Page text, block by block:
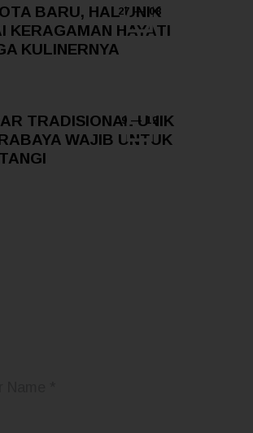
27 — 08
BARU, HAL UNIK
KERAGAMAN HAYATI
KULINERNYA
9 — 12
TRADISIONAL UNIK
WAJIB UNTUK